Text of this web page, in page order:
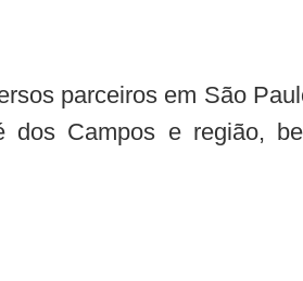
parceiros em São
Campos e região,